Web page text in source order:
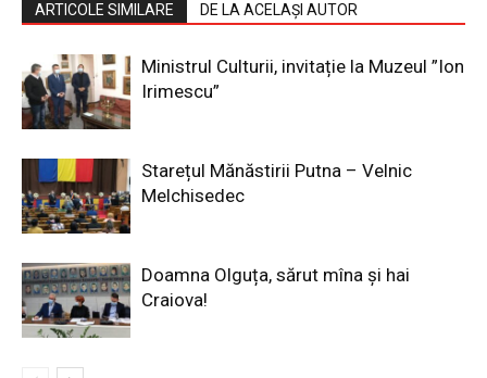
ARTICOLE SIMILARE DE LA ACELAȘI AUTOR
Ministrul Culturii, invitație la Muzeul ”Ion
Irimescu”
Starețul Mănăstirii Putna – Velnic
Melchisedec
Doamna Olguța, sărut mîna și hai
Craiova!